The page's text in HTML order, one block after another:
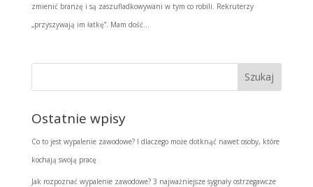
zmienić branżę i są zaszufladkowywani w tym co robili. Rekruterzy
„przyszywają im łatkę”. Mam dość...
Ostatnie wpisy
Co to jest wypalenie zawodowe? I dlaczego może dotknąć nawet osoby, które
kochają swoją pracę
Jak rozpoznać wypalenie zawodowe? 3 najważniejsze sygnały ostrzegawcze